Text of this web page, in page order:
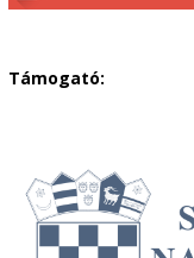
Támogató: